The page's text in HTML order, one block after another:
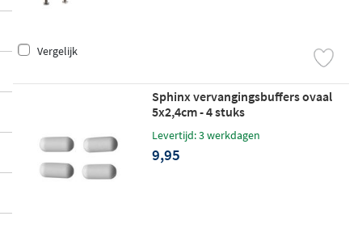
ende buffers in de juiste maat of een beve
vind je het onderdeel dat je nodig hebt o
m je zitting weer stevig en stabiel te bevest
Vergelijk
Sphinx vervangingsbuffers ovaal
5x2,4cm - 4 stuks
Levertijd: 3 werkdagen
9,95